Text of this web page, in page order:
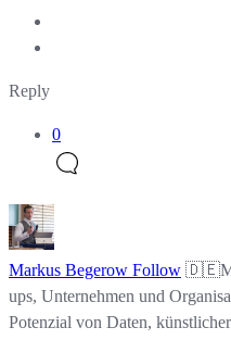
Reply
0
Markus Begerow Follow
ups, Unternehmen und
Potenzial von Daten,